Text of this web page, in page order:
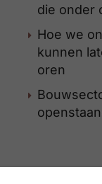
die onder
Hoe we
kunnen
oren